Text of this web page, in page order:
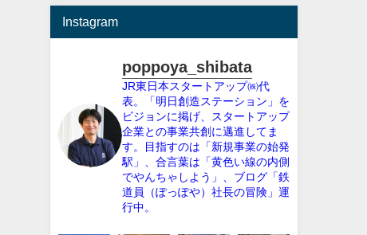
Instagram
poppoya_shibata
JR東日本スタートアップ㈱代
表。「明日創造ステーション」を
ビジョンに掲げ、スタートアップ
企業との事業共創に邁進してま
す。目指すのは「新規事業の始発
駅」、合言葉は「黄色い線の内側
でやんちゃしよう」、ブログ「鉄
道員（ぽっぽや）社長の冒険」運
行中。